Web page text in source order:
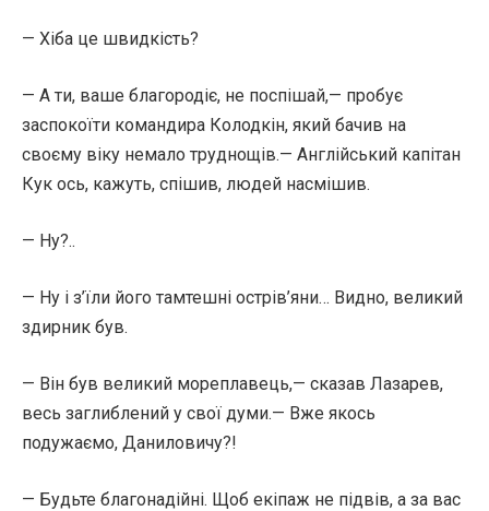
— Хіба це швидкість?
— А ти, ваше благородіє, не поспішай,— пробує
заспокоїти командира Колодкін, який бачив на
своєму віку немало труднощів.— Англійський капітан
Кук ось, кажуть, спішив, людей насмішив.
— Ну?..
— Ну і з’їли його тамтешні острів’яни… Видно, великий
здирник був.
— Він був великий мореплавець,— сказав Лазарев,
весь заглиблений у свої думи.— Вже якось
подужаємо, Даниловичу?!
— Будьте благонадійні. Щоб екіпаж не підвів, а за вас